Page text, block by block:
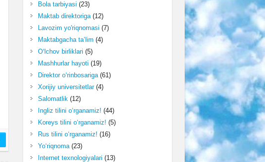
Bola tarbiyasi (23)
Maktab direktoriga(12)
Lavozim yo'riqnomasi (7)
Maktabgacha ta’lim (4)
O‘lchov birliklari (5)
Mashhurlar hayoti (19)
Direktor o‘rinbosariga(61)
Xorijiy universitetlar(4)
Salomatlik(12)
Ingliz tilini o‘rganamiz! (44)
Koreys tilini o‘rganamiz! (5)
Rus tilini o‘rganamiz! (16)
Yo‘riqnoma(23)
Internet texnologiyalari (13)